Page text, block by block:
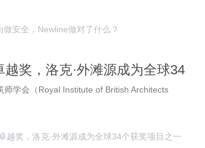
安全，Newline做对了什么？
奖，洛克·外滩源成为全球34
学会（Royal Institute of British Architects
越奖，洛克·外滩源成为全球34个获奖项目之一